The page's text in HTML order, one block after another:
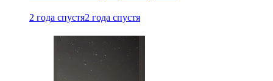
2 года спустя2 года спустя